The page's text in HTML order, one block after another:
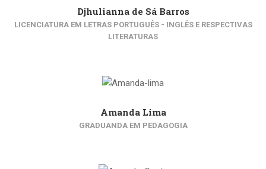
Djhulianna de Sá Barros
LICENCIATURA EM LETRAS PORTUGUÊS - INGLÊS E RESPECTIVAS
LITERATURAS
Amanda Lima
GRADUANDA EM PEDAGOGIA